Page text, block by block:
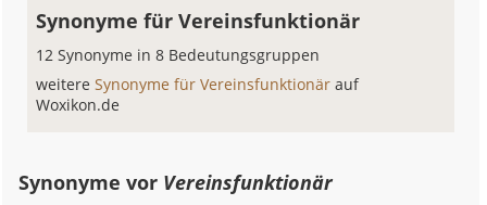
Synonyme für Vereinsfunktionär
12 Synonyme in 8 Bedeutungsgruppen
weitereSynonyme für Vereinsfunktionärauf
Woxikon.de
Synonyme vor Vereinsfunktionär